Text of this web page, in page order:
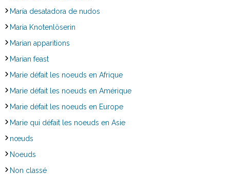
María desatadora de nudos
Maria Knotenlöserin
Marian apparitions
Marian feast
Marie défait les noeuds en Afrique
Marie défait les noeuds en Amérique
Marie défait les noeuds en Europe
Marie qui défait les noeuds en Asie
nœuds
Noeuds
Non classé